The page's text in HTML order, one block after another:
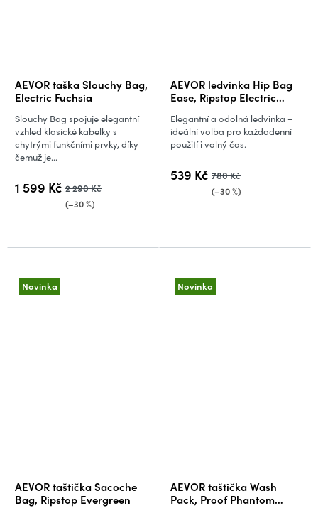
AEVOR taška Slouchy Bag,
Electric Fuchsia
1 599 Kč 2 290 Kč
(–30 %)
Slouchy Bag spojuje elegantní
vzhled klasické kabelky s
chytrými funkčními prvky, díky
čemuž je...
AEVOR ledvinka Hip Bag
Ease, Ripstop Electric
539 Kč 780 Kč
(–30 %)
Elegantní a odolná ledvinka –
ideální volba pro každodenní
použití i volný čas.
Novinka
AEVOR taštička Sacoche
Bag, Ripstop Evergreen
Novinka
AEVOR taštička Wash
Pack, Proof Phantom